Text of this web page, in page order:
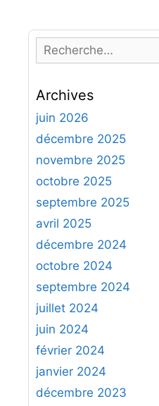
e
h
e
r
h
e
r
:
Archives
juin 2026
décembre 2025
novembre 2025
octobre 2025
septembre 2025
avril 2025
décembre 2024
octobre 2024
septembre 2024
juillet 2024
juin 2024
février 2024
janvier 2024
décembre 2023